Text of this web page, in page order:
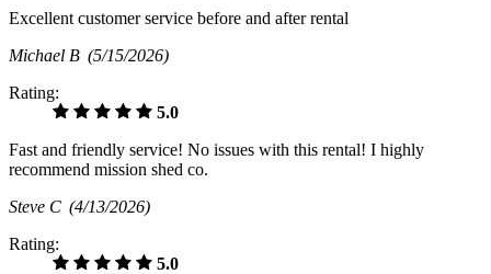
Excellent customer service before and after rental
Michael B (5/15/2026)
Rating:
5.0
Fast and friendly service! No issues with this rental! I highly
recommend mission shed co.
Steve C (4/13/2026)
Rating:
5.0